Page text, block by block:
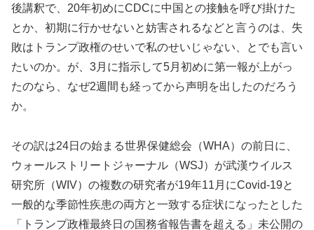
後講釈で、20年初めにCDCに中国との接触を呼び掛けた
とか、初期に行かせないと妨害されるなどと言うのは、失
敗はトランプ政権のせいで私のせいじゃない、とでも言い
たいのか。が、3月に指示して5月初めに第一報が上がっ
たのなら、なぜ2週間も経ってから声明を出したのだろう
か。
その訳は24日の始まる世界保健総会（WHA）の前日に、
ウォールストリートジャーナル（WSJ）が武漢ウイルス
研究所（WIV）の複数の研究者が19年11月にCovid-19と
一般的な季節性疾患の両方と一致する症状になったとした
「トランプ政権最終日の国務省報告書を超える」未公開の